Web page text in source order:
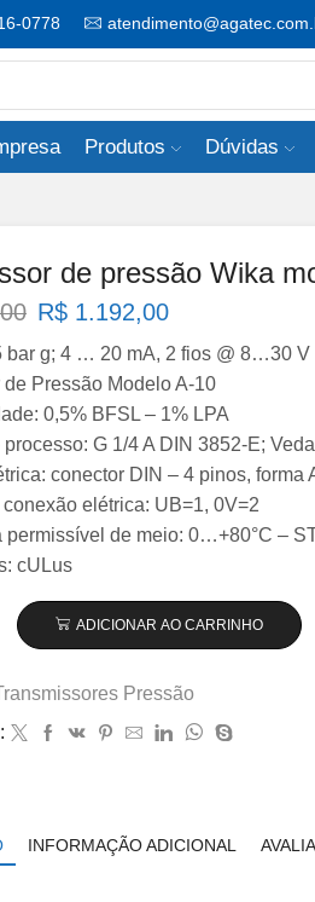
0778
input
Produtos Dúvidas
de pressão Wika
O
original
era:
R$ 1.250,00.
R$ 1.192,00O
atual
é:
R$ 1.192,00.
g; 4 … 20 mA, 2 fios @ 8…30 V
Pressão Modelo A-10
0,5% BFSL – 1% LPA
G 1/4 A DIN 3852-E;
conector DIN – 4 pinos, forma
elétrica: UB=1, 0V=2
permissível de meio: 0…+80°C –
cULus
ADICIONAR AO CARRINHO
Pressão
INFORMAÇÃO ADICIONAL